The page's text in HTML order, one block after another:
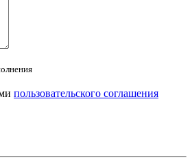
пользовательского соглашения